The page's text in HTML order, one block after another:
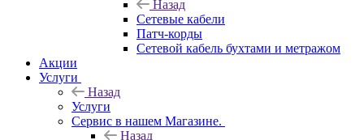
Назад
Сетевые кабели
Патч-корды
Сетевой кабель бухтами и метражом
Акции
Услуги
Назад
Услуги
Сервис в нашем Магазине.
Назад